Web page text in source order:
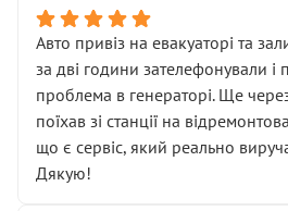
• що біля авто стояти вже не
• почали озвучувати купу
чіткого пояснення
( ну все зняли та доробили)
Окремий момент, який виглядає
мені заявили, що бачок
міняти разом із головним
Авто привіз на евакуаторі та
за дві години зателефонували
проблема в генераторі. Ще
поїхав зі станції на
що є сервіс, який реально
Дякую!